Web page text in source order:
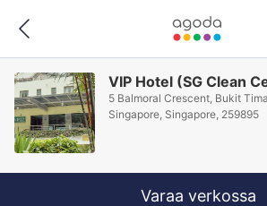
VIP Hotel (SG Clean
5 Balmoral Crescent, Bukit
Singapore, Singapore, 259895
Varaa verkossa